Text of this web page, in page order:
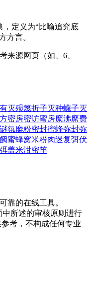
定义为“比喻追究底
方言。
来源网页（如、6、
灭殒篾折子灭种蠛子灭
密房密访蜜房糜沸縻费
谜氛糜粉密封蜜蜂弥封弥
蜜蜂窝米粉肉迷复弭伏
弭盖米泔密竿
靠的在线工具。
中所述的审核原则进行
考，不构成任何专业